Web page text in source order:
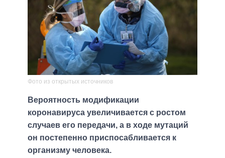
Фото из открытых источников
Вероятность модификации
коронавируса увеличивается с ростом
случаев его передачи, а в ходе мутаций
он постепенно приспосабливается к
организму человека.